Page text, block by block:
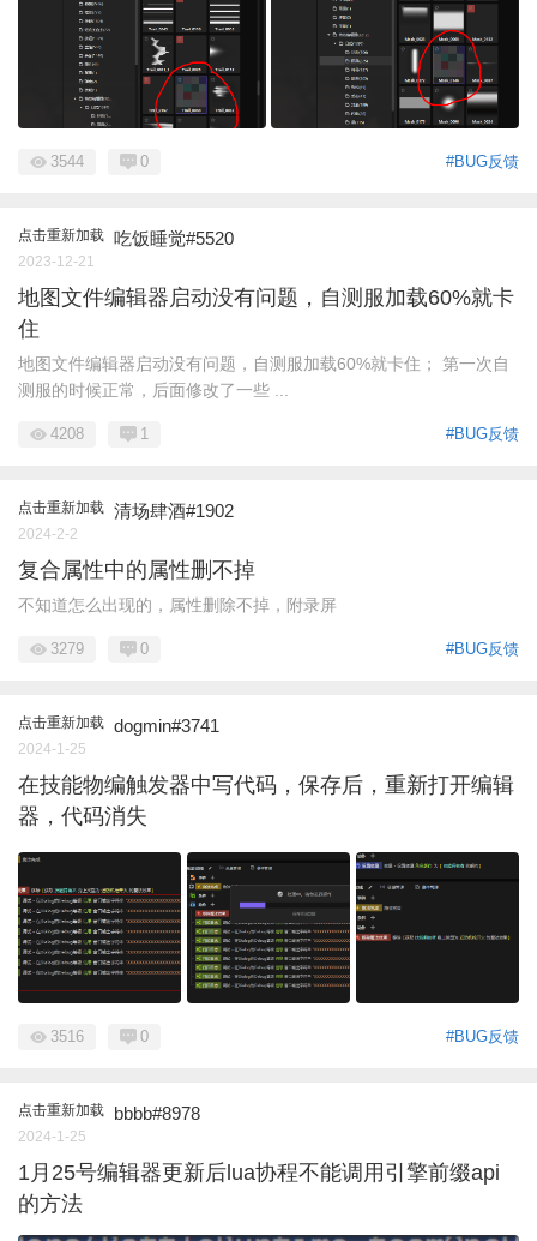
#BUG反馈
3544 0
点击重新加载 吃饭睡觉#5520
2023-12-21
地图文件编辑器启动没有问题，自测服加载60%就卡
住
地图文件编辑器启动没有问题，自测服加载60%就卡住； 第一次自
测服的时候正常，后面修改了一些 ...
#BUG反馈
4208 1
点击重新加载 清场肆酒#1902
2024-2-2
复合属性中的属性删不掉
不知道怎么出现的，属性删除不掉，附录屏
#BUG反馈
3279 0
点击重新加载 dogmin#3741
2024-1-25
在技能物编触发器中写代码，保存后，重新打开编辑
器，代码消失
#BUG反馈
3516 0
点击重新加载 bbbb#8978
2024-1-25
1月25号编辑器更新后lua协程不能调用引擎前缀api
的方法